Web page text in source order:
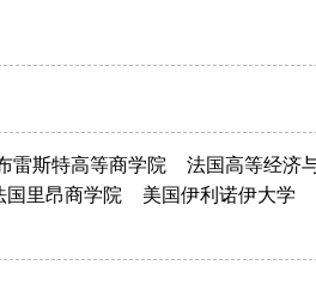
雷斯特高等商学院 法国高等经济
国里昂商学院 美国伊利诺伊大学